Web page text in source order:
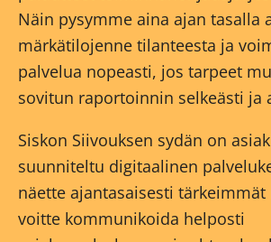
Näin pysymme aina ajan tasalla
märkätilojenne tilanteesta ja
palvelua nopeasti, jos tarpeet
sovitun raportoinnin selkeästi ja
Siskon Siivouksen sydän on
suunniteltu digitaalinen
näette ajantasaisesti
voitte kommunikoida helposti